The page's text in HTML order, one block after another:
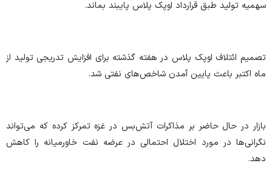
سهمیه تولید طبق قرارداد اوپک پلاس پایبند بماند.
تصمیم ائتلاف اوپک پلاس در هفته گذشته برای افزایش تدریجی تولید از
ماه اکتبر باعث پایین آمدن شاخص‌های نفتی شد.
بازار در حال حاضر بر مذاکرات آتش‌بس در غزه تمرکز کرده که می‌تواند
نگرانی‌ها در مورد اختلال احتمالی در عرضه نفت خاورمیانه را کاهش
دهد.